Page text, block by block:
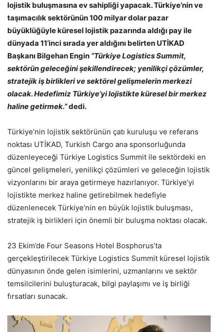
lojistik buluşmasına ev sahipliği yapacak. Türkiye’nin ve
taşımacılık sektörünün 100 milyar dolar pazar
büyüklüğüyle küresel lojistik pazarında aldığı pay ile
dünyada 11’inci sırada yer aldığını belirten UTİKAD
Başkanı Bilgehan Engin “Türkiye Logistics Summit,
sektörün geleceğini şekillendirecek; yenilikçi çözümler,
stratejik iş birlikleri ve sektörel gelişmelerin merkezi
olacak. Hedefimiz Türkiye’yi lojistikte küresel bir merkez
haline getirmek.”dedi.
Türkiye’nin lojistik sektörünün çatı kuruluşu ve referans
noktası UTİKAD, Turkish Cargo ana sponsorluğunda
düzenleyeceği Türkiye Logistics Summit ile sektördeki en
güncel gelişmeleri, yenilikçi çözümleri ve geleceğin lojistik
vizyonlarını bir araya getirmeye hazırlanıyor. Türkiye’yi
lojistikte merkez haline getirebilmek hedefiyle
düzenlenecek Türkiye’nin en büyük lojistik buluşması,
stratejik iş birlikleri için önemli bir buluşma noktası olacak.
23 Ekim’de Four Seasons Hotel Bosphorus’ta
gerçekleştirilecek Türkiye Logistics Summit küresel lojistik
dünyasının önde gelen isimlerini, uzmanlarını ve sektör
temsilcilerini buluşturacak, bilgi paylaşımı ve iş birliği
fırsatları sunacak.